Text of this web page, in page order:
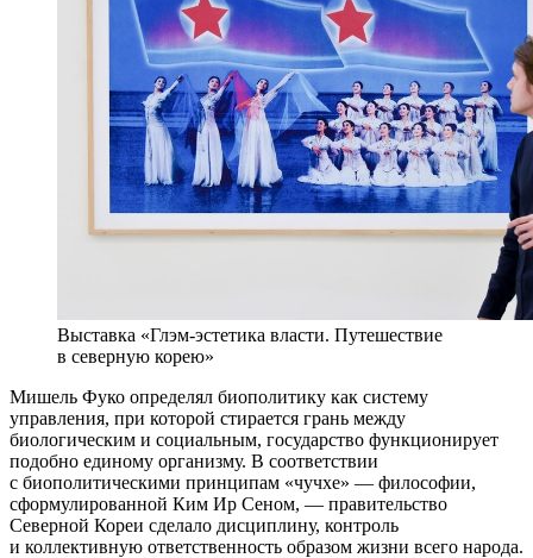
Выставка «Глэм-эстетика власти. Путешествие
в северную корею»
Мишель Фуко определял биополитику как систему
управления, при которой стирается грань между
биологическим и социальным, государство функционирует
подобно единому организму. В соответствии
с биополитическими принципам «чучхе» — философии,
сформулированной Ким Ир Сеном, — правительство
Северной Кореи сделало дисциплину, контроль
и коллективную ответственность образом жизни всего народа.